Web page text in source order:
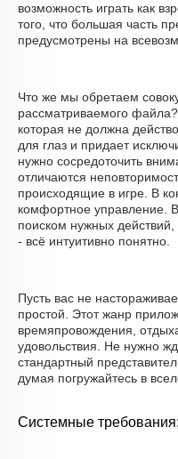
возможность играть как
того, что большая часть
предусмотрены на
Что же мы обретаем
рассматриваемого
которая не должна
для глаз и придает
нужно сосредоточить
отличаются
происходящие в игре. В
комфортное управление.
поиском нужных
- всё интуитивно понятно.
Пусть вас не
простой. Этот жанр
времяпровождения,
удовольствия. Не нужно
стандартный
думая погружайтесь в
Системные требования: